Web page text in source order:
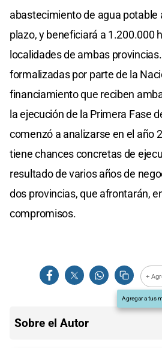
abastecimiento de agua potable
plazo, y beneficiará a 1.200.000
localidades de ambas
formalizadas por parte de la
financiamiento que reciben
la ejecución de la Primera Fase
comenzó a analizarse en el año
tiene chances concretas de
resultado de varios años de
dos provincias, que afrontarán,
compromisos.
+
Agregar a tus
Sobre el Autor